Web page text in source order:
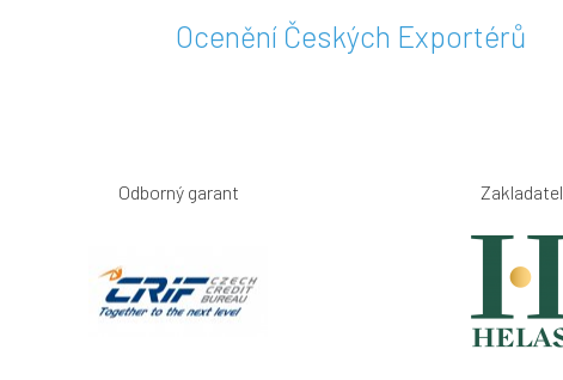
Ocenění Českých Exportérů
Odborný garant Zakladatel